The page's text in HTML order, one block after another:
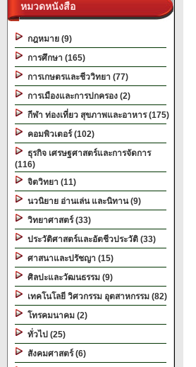
หมวดหนังสือ
กฎหมาย (9)
การศึกษา (165)
การเกษตรและชีววิทยา (77)
การเมืองและการปกครอง (2)
กีฬา ท่องเที่ยว สุขภาพและอาหาร (175)
คอมพิวเตอร์ (102)
ธุรกิจ เศรษฐศาสตร์และการจัดการ
(116)
จิตวิทยา (11)
นวนิยาย อ่านเล่น และนิทาน (9)
วิทยาศาสตร์ (33)
ประวัติศาสตร์และอัตชีวประวัติ (33)
ศาสนาและปรัชญา (15)
ศิลปะและวัฒนธรรม (9)
เทคโนโลยี วิศวกรรม อุตสาหกรรม (82)
โทรคมนาคม (2)
ทั่วไป (25)
สังคมศาสตร์ (6)